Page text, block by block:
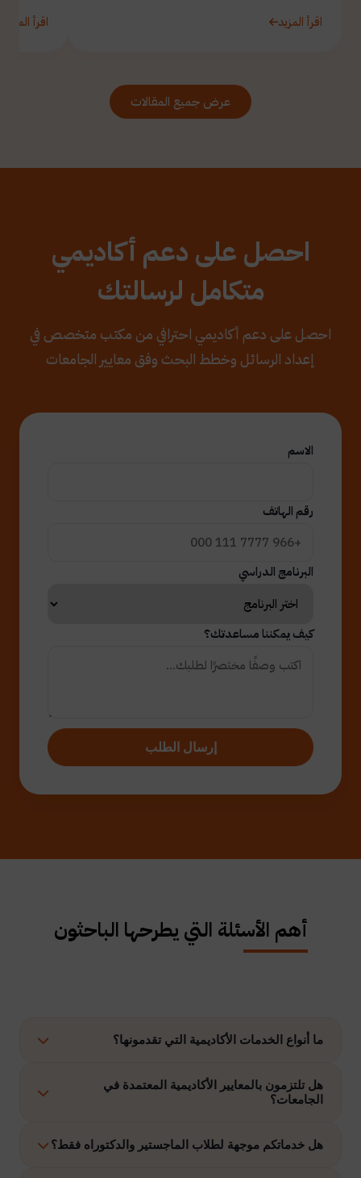
اقرأ المزيد اقرأ المزيد
عرض جميع المقالات
احصل على دعم أكاديمي
متكامل لرسالتك
احصل على دعم أكاديمي احترافي من مكتب متخصص في
إعداد الرسائل وخطط البحث وفق معايير الجامعات
الاسم
رقم الهاتف
البرنامج الدراسي
كيف يمكننا مساعدتك؟
إرسال الطلب
أهم الأسئلة التي يطرحها الباحثون
ما أنواع الخدمات الأكاديمية التي تقدمونها؟
نوفر حلولًا متكاملة تشمل إعداد الرسائل العلمية، الاستشارات
الأكاديمية، التحليل الإحصائي، إعداد خطة البحث، نشر الأبحاث،
هل تلتزمون بالمعايير الأكاديمية المعتمدة في
الجامعات؟
نعم، نلتزم بتنفيذ جميع الأعمال وفق ضوابط الدراسات العليا
هل خدماتكم موجهة لطلاب الماجستير والدكتوراه فقط؟